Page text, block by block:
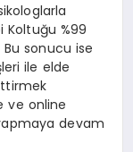
Koltuğu %99
sonucu ise
ile elde
ve online
devam